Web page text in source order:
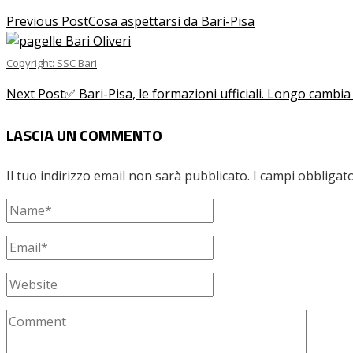
Previous PostCosa aspettarsi da Bari-Pisa
Copyright: SSC Bari
Next Post✅ Bari-Pisa, le formazioni ufficiali. Longo
LASCIA UN COMMENTO
Il tuo indirizzo email non sarà pubblicato. I campi